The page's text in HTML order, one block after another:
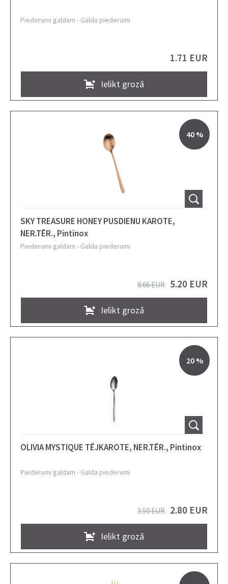
Piederumi galdam - Galda piederumi
1.71 EUR
Ielikt grozā
40 %
SKY TREASURE HONEY PUSDIENU KAROTE,
NER.TĒR., Pintinox
Piederumi galdam - Galda piederumi
5.20 EUR
8.66 EUR
Ielikt grozā
20 %
OLIVIA MYSTIQUE TĒJKAROTE, NER.TĒR., Pintinox
Piederumi galdam - Galda piederumi
2.80 EUR
3.50 EUR
Ielikt grozā